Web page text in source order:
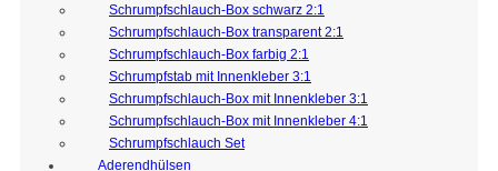
Schrumpfschlauch-Box schwarz 2:1
Schrumpfschlauch-Box transparent 2:1
Schrumpfschlauch-Box farbig 2:1
Schrumpfstab mit Innenkleber 3:1
Schrumpfschlauch-Box mit Innenkleber 3:1
Schrumpfschlauch-Box mit Innenkleber 4:1
Schrumpfschlauch Set
Aderendhülsen